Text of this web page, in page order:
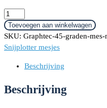
Graphtec
45
graden
mes
veer
stuks)
Toevoegen aan winkelwagen
SKU: Graphtec-45-graden-
Snijplotter mesjes
Beschrijving
Beschrijving